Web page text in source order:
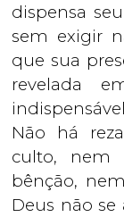
dispensa
sem exigir
que sua
revelada
Não há
culto, nem
bênção,
Deus não se